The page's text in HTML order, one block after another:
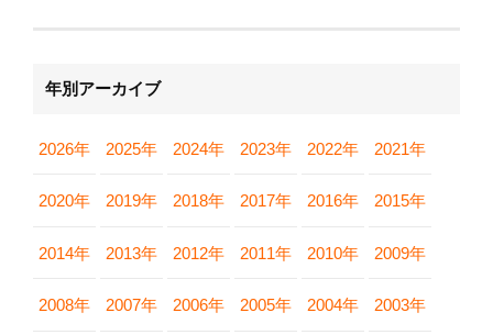
年別アーカイブ
2026年 2025年 2024年 2023年 2022年 2021年
2020年 2019年 2018年 2017年 2016年 2015年
2014年 2013年 2012年 2011年 2010年 2009年
2008年 2007年 2006年 2005年 2004年 2003年